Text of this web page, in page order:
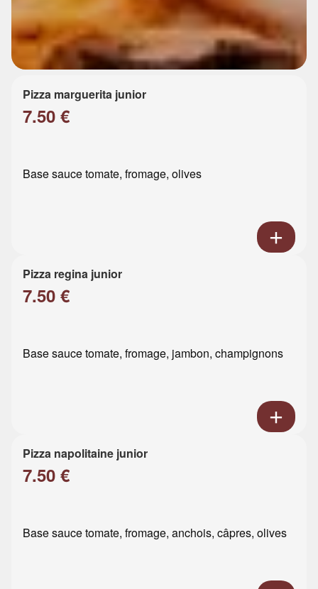
Pizza marguerita junior
7.50 €
Base sauce tomate, fromage, olives
Pizza regina junior
7.50 €
Base sauce tomate, fromage, jambon, champignons
Pizza napolitaine junior
7.50 €
Base sauce tomate, fromage, anchois, câpres, olives